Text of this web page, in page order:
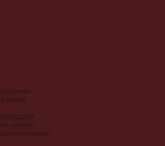
новая
ценам в
от покупок